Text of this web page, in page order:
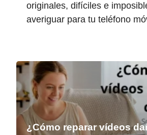
originales, difíciles e
averiguar para tu teléfono
¿Cómo reparar vídeos